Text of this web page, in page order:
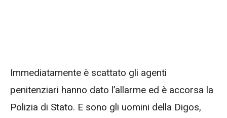
Immediatamente è scattato gli agenti
penitenziari hanno dato l’allarme ed è accorsa la
Polizia di Stato. E sono gli uomini della Digos,